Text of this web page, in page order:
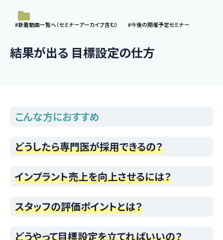
結果が出る 目標設定の仕方
#新着動画一覧へ（セミナーアーカイブ含む） #今後の開催予定セミナー
こんな方におすすめ
どうしたら専門医が採用できるの？
インプラント売上を向上させるには？
スタッフの評価ポイントとは？
どうやって目標設定を立てればいいの？